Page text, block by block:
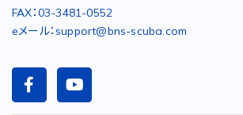
FAX：03-3481-0552
eメール：support@bns-scuba.com